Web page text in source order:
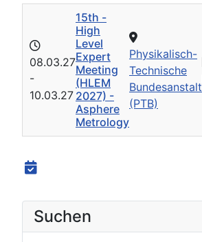
08.03.27
-
10.03.27
15th -
High
Level
Expert
Meeting
(HLEM
2027) -
Asphere
Metrology
Physikalisch-
Technische
Bundesanstalt
(PTB)
Suchen